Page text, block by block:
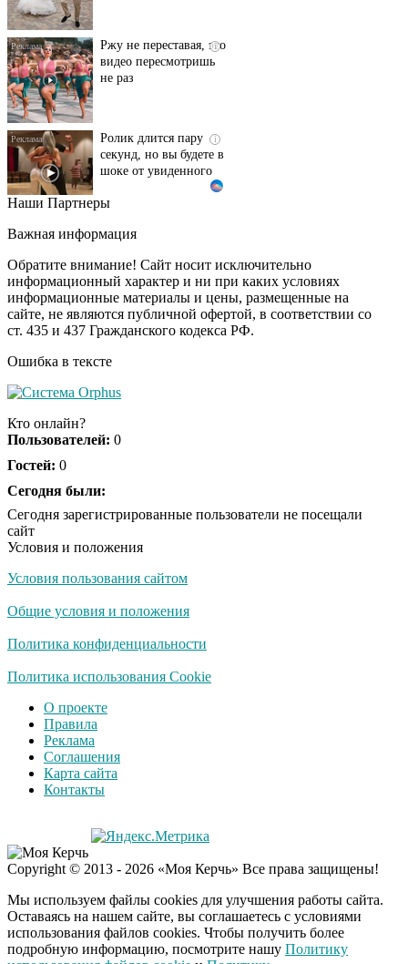
видео пересмотришь
не раз
секунд, но вы будете в
шоке от увиденного
"Потеряли стыд в
Поплавская вмазала
семейке Плющенко
i
Ролик из Омска: вы
будете смеяться долго
Королева вагона
Наши Партнеры
Важная информация
Обратите внимание! Сайт носит исключительно
информационный характер и ни при каких условиях
информационные материалы и цены, размещенные на
сайте, не являются публичной офертой, в соответствии со
ст. 435 и 437 Гражданского кодекса РФ.
Ошибка в тексте
Кто онлайн?
Пользователей: 0
Гостей: 0
Сегодня были:
Сегодня зарегистрированные пользователи не посещали
сайт
Условия и положения
Условия пользования сайтом
Общие условия и положения
Политика конфиденциальности
Политика использования Cookie
О проекте
Правила
Реклама
Соглашения
Карта сайта
Контакты
Copyright © 2013 - 2026 «Моя Керчь» Все права защищены!
Мы используем файлы cookies для улучшения работы сайта.
Оставаясь на нашем сайте, вы соглашаетесь с условиями
использования файлов cookies. Чтобы получить более
подробную информацию, посмотрите нашу Политику